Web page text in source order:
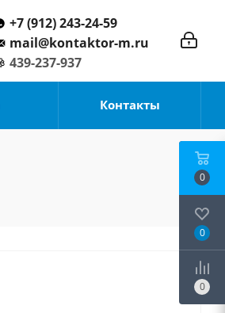
+7 (912) 243-24-59
mail@kontaktor-m.ru
439-237-937
Контакты
0
0
0